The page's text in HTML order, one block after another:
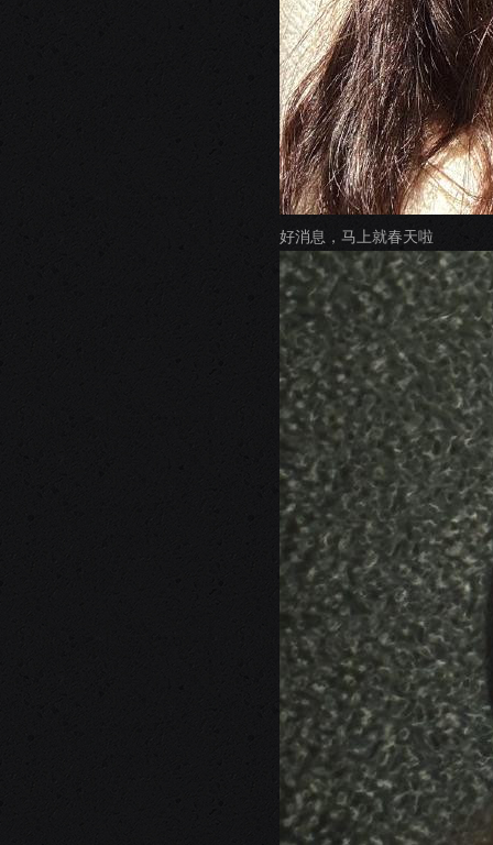
好消息，马上就春天啦